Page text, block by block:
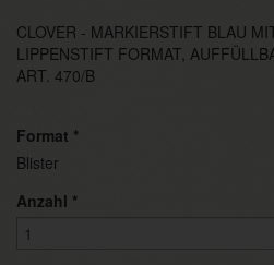
CLOVER - MARKIERSTIFT BLAU
LIPPENSTIFT FORMAT,
ART. 470/B
Format *
Blister
Anzahl *